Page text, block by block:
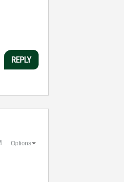
REPLY
Options